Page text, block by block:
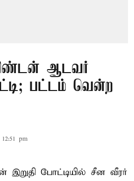
ஆடவர்
பட்டம் வென்ற
pm
இறுதி போட்டியில் சீன வீரர்